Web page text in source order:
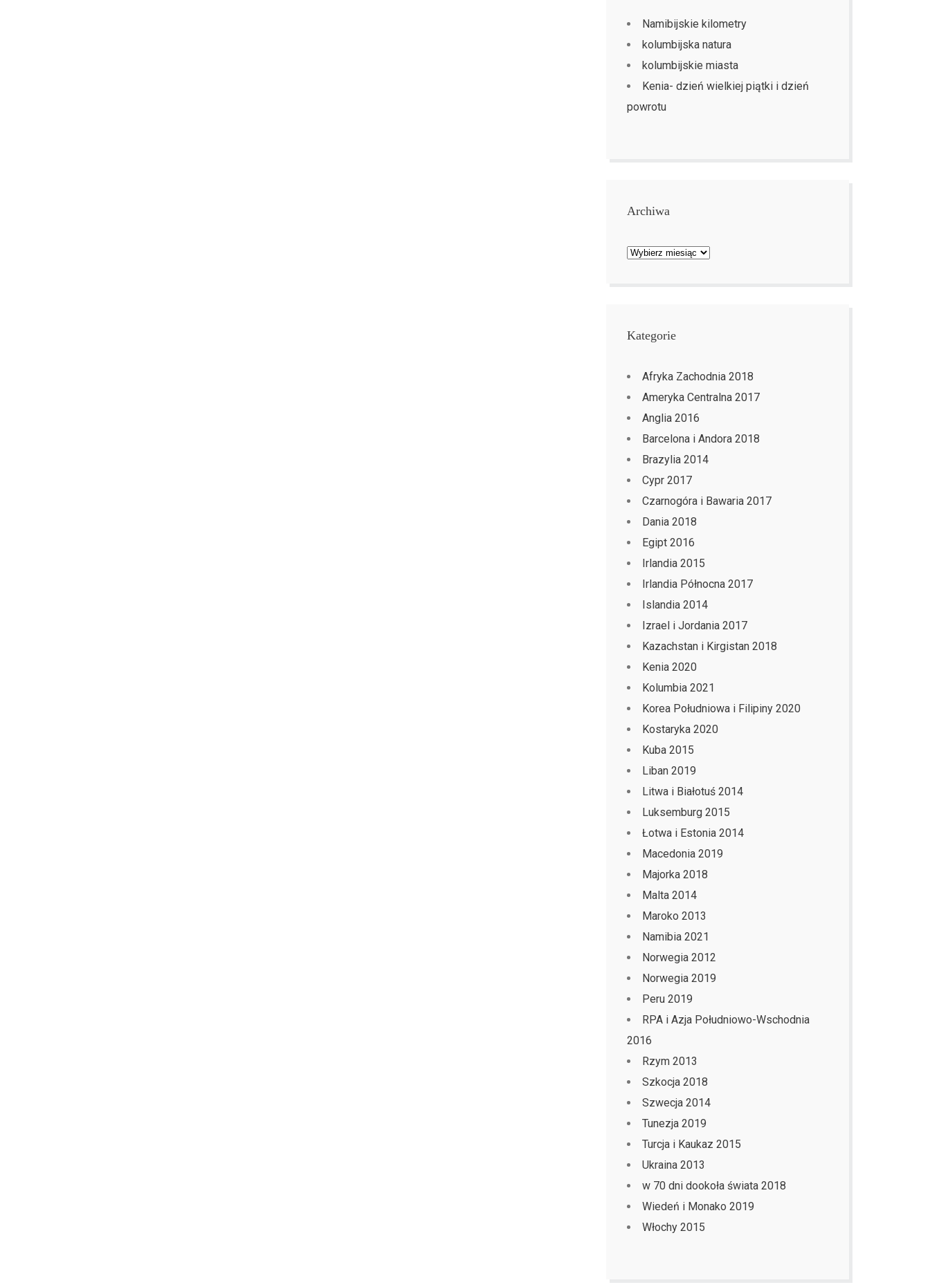
Namibijskie kilometry
kolumbijska natura
kolumbijskie miasta
Kenia- dzień wielkiej piątki i dzień
powrotu
Archiwa
Archiwa
Kategorie
Afryka Zachodnia 2018
Ameryka Centralna 2017
Anglia 2016
Barcelona i Andora 2018
Brazylia 2014
Cypr 2017
Czarnogóra i Bawaria 2017
Dania 2018
Egipt 2016
Irlandia 2015
Irlandia Północna 2017
Islandia 2014
Izrael i Jordania 2017
Kazachstan i Kirgistan 2018
Kenia 2020
Kolumbia 2021
Korea Południowa i Filipiny 2020
Kostaryka 2020
Kuba 2015
Liban 2019
Litwa i Białotuś 2014
Luksemburg 2015
Łotwa i Estonia 2014
Macedonia 2019
Majorka 2018
Malta 2014
Maroko 2013
Namibia 2021
Norwegia 2012
Norwegia 2019
Peru 2019
RPA i Azja Południowo-Wschodnia
2016
Rzym 2013
Szkocja 2018
Szwecja 2014
Tunezja 2019
Turcja i Kaukaz 2015
Ukraina 2013
w 70 dni dookoła świata 2018
Wiedeń i Monako 2019
Włochy 2015